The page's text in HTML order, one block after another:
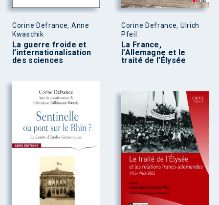
Corine Defrance, Anne
Kwaschik
La guerre froide et
l’internationalisation
des sciences
Corine Defrance, Ulrich
Pfeil
La France,
l’Allemagne et le
traité de l’Élysée